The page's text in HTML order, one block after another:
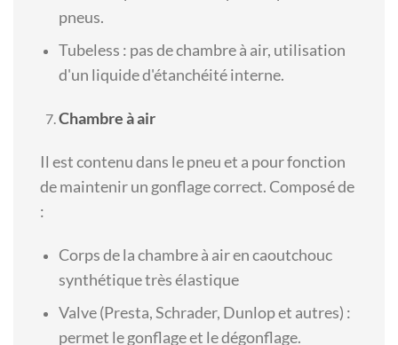
pneus.
Tubeless : pas de chambre à air, utilisation
d'un liquide d'étanchéité interne.
Chambre à air
Il est contenu dans le pneu et a pour fonction
de maintenir un gonflage correct. Composé de
:
Corps de la chambre à air en caoutchouc
synthétique très élastique
Valve (Presta, Schrader, Dunlop et autres) :
permet le gonflage et le dégonflage.